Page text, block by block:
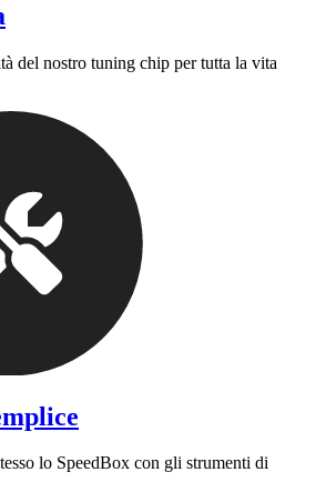
del nostro tuning chip per tutta la vita
lo SpeedBox con gli strumenti di